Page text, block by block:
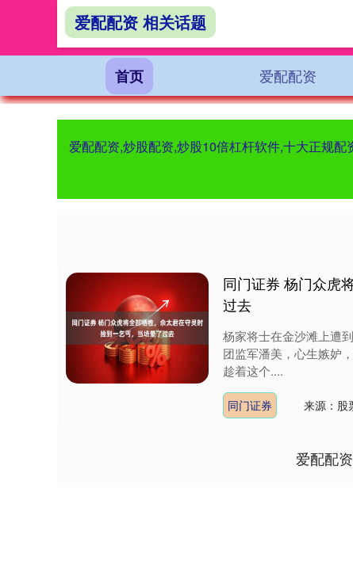
首页 爱配配资
爱配配资,炒股配资,炒股10倍杠杆软件,十大正规
爱配配资 相关话题
同门证券 杨门众虎
过去
杨家将士在金沙滩上遭
团监军潘美，心生嫉妒
趁着这个....
同门证券 来源：股
爱配配